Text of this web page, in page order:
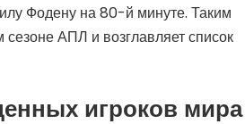
Фодену на 80-й минуте. Таким
АПЛ и возглавляет список
игроков мира